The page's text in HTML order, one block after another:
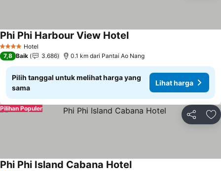
4 BintangHotel
Phi Phi Harbour View Hotel
7,8 Baik 3.686 0.1 km dari Pantai Ao Nang
Pilih tanggal untuk melihat harga yang
sama
Lihat harga
Bagikan
Pilihan Populer
Phi Phi Island Cabana Hotel